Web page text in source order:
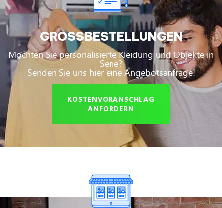
GROSSBESTELLUNGEN
Möchten Sie personalisierte Kleidung und Objekte in
Serie?
Senden Sie uns hier eine Angebotsanfrage!
KOSTENVORANSCHLAG
ANFORDERN